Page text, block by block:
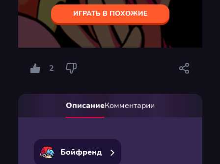
ИГРАТЬ В ПОХОЖИЕ
2
ОписаниеКомментарии
Бойфренд